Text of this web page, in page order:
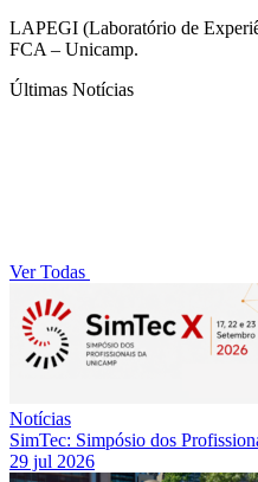
LAPEGI (Laboratório de
FCA – Unicamp.
Últimas Notícias
Ver Todas
Notícias
SimTec: Simpósio dos
29 jul 2026